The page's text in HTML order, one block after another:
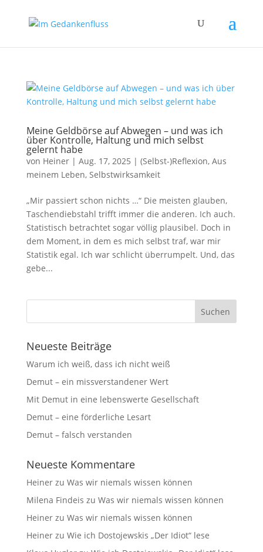
Meine Geldbörse auf Abwegen – und was ich
über Kontrolle, Haltung und mich selbst
gelernt habe
von Heiner| Aug. 17, 2025 | (Selbst-)Reflexion, Aus
meinem Leben, Selbstwirksamkeit
„Mir passiert schon nichts …“ Die meisten glauben,
Taschendiebstahl trifft immer die anderen. Ich auch.
Statistisch betrachtet sogar völlig plausibel. Doch in
dem Moment, in dem es mich selbst traf, war mir
Statistik egal. Ich war schlicht überrumpelt. Und, das
gebe...
Neueste Beiträge
Warum ich weiß, dass ich nicht weiß
Demut – ein missverstandener Wert
Mit Demut in eine lebenswerte Gesellschaft
Demut – eine förderliche Lesart
Demut – falsch verstanden
Neueste Kommentare
Heinerzu Was wir niemals wissen können
Milena Findeis zu Was wir niemals wissen können
Heinerzu Was wir niemals wissen können
Heinerzu Wie ich Dostojewskis „Der Idiot“ lese